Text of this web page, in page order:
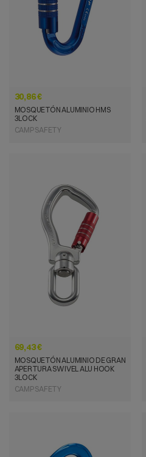
30,86 €
MOSQUETÓN ALUMINIO HMS
3LOCK
CAMP SAFETY
VISTA RÁPIDA
69,43 €
MOSQUETÓN ALUMINIO DE GRAN
APERTURA SWIVEL ALU HOOK
3LOCK
CAMP SAFETY